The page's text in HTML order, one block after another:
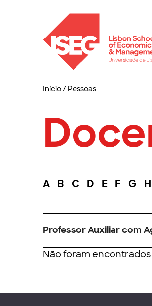
Início/ Pessoas
A B C D E F G H
Professor Auxiliar com
Não foram